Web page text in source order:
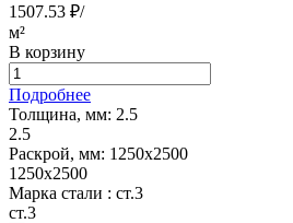
1507.53 ₽/
м²
В корзину
Подробнее
Толщина, мм: 2.5
2.5
Раскрой, мм: 1250х2500
1250х2500
Марка стали : ст.3
ст.3